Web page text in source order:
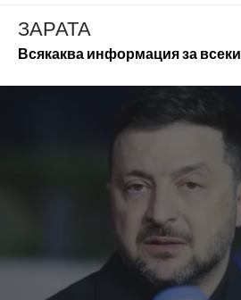
Skip
content
ЗАРАТА
Всякаква информация за всеки